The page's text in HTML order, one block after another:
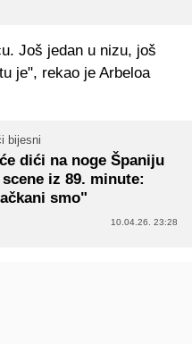
Još jedan u nizu, još
je", rekao je Arbeloa
bijesni
dići na noge Španiju
iz 89. minute:
smo"
10.04.26. 23:28